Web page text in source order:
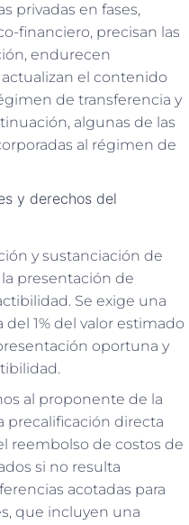
privadas en fases,
financiero, precisan las
endurecen
el contenido
de transferencia y
algunas de las
al régimen de
y derechos del
y sustanciación de
presentación de
Se exige una
1% del valor estimado
oportuna y
al proponente de la
precalificación directa
reembolso de costos de
si no resulta
acotadas para
que incluyen una